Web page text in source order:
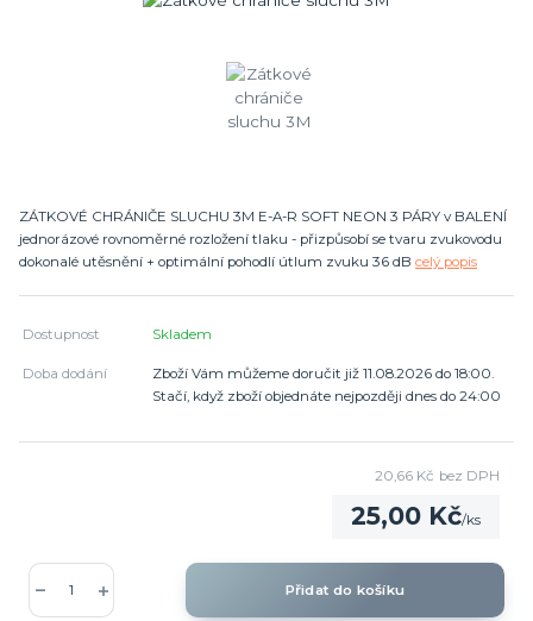
ZÁTKOVÉ CHRÁNIČE SLUCHU 3M E-A-R SOFT NEON 3 PÁRY v BALENÍ
jednorázové rovnoměrné rozložení tlaku - přizpůsobí se tvaru zvukovodu
dokonalé utěsnění + optimální pohodlí útlum zvuku 36 dB celý popis
Dostupnost Skladem
Doba dodání
Zboží Vám můžeme doručit již 11.08.2026 do 18:00.
Stačí, když zboží objednáte nejpozději dnes do 24:00
25,00 Kč/ks
20,66 Kč bez DPH
Přidat do košíku